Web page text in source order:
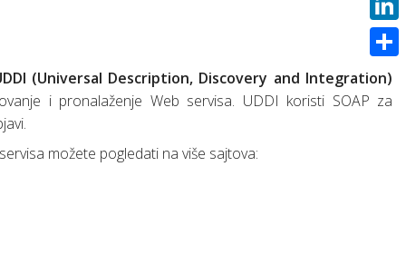
+ Docker)
(Universal Description, Discovery and Integration)
i pronalaženje Web servisa. UDDI koristi SOAP za
možete pogledati na više sajtova: